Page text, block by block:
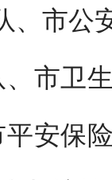
、市公
市卫
安保